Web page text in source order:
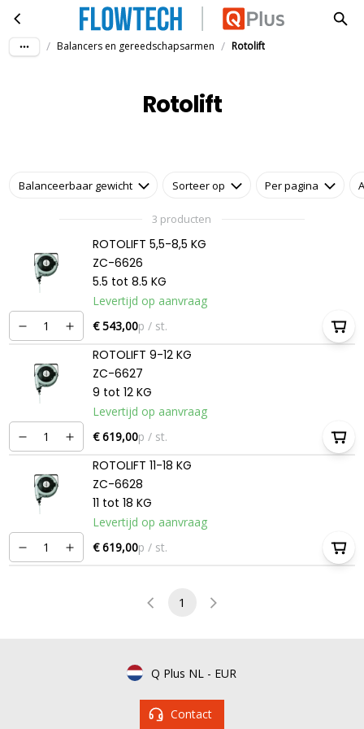
Ga naar hoofdinhoud Rotolift
/ Balancers en gereedschapsarmen / Rotolift
Rotolift
Balanceerbaar gewicht Sorteer op Per pagina
3 producten
ROTOLIFT 5,5-8,5 KG
ZC-6626
5.5 tot 8.5 KG
Levertijd op aanvraag
€ 543,00p / st.
ROTOLIFT 9-12 KG
ZC-6627
9 tot 12 KG
Levertijd op aanvraag
€ 619,00p / st.
ROTOLIFT 11-18 KG
ZC-6628
11 tot 18 KG
Levertijd op aanvraag
€ 619,00p / st.
1
Q Plus NL - EUR
Contact